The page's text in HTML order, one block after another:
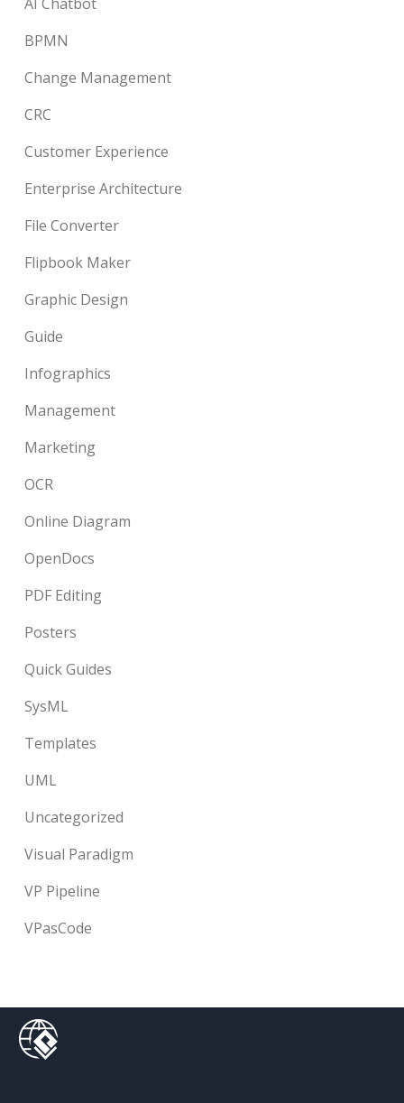
BPMN
Change Management
CRC
Customer Experience
Enterprise Architecture
File Converter
Flipbook Maker
Graphic Design
Guide
Infographics
Management
Marketing
OCR
Online Diagram
OpenDocs
PDF Editing
Posters
Quick Guides
SysML
Templates
UML
Uncategorized
Visual Paradigm
VP Pipeline
VPasCode